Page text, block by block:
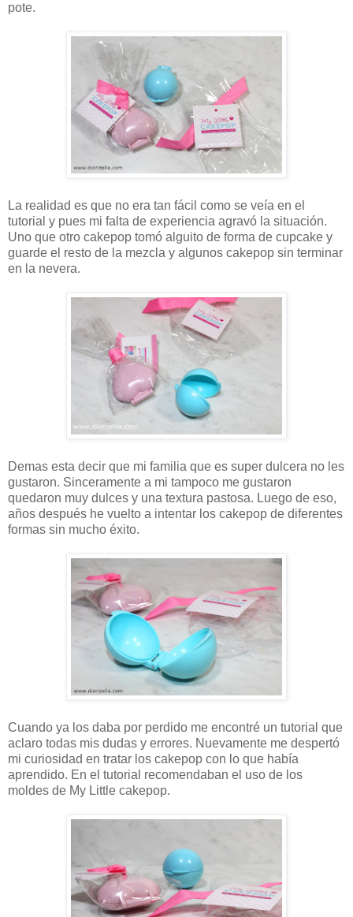
pote.
La realidad es que no era tan fácil como se veía en el
tutorial y pues mi falta de experiencia agravó la situación.
Uno que otro cakepop tomó alguito de forma de cupcake y
guarde el resto de la mezcla y algunos cakepop sin terminar
en la nevera.
Demas esta decir que mi familia que es super dulcera no les
gustaron. Sinceramente a mi tampoco me gustaron
quedaron muy dulces y una textura pastosa. Luego de eso,
años después he vuelto a intentar los cakepop de diferentes
formas sin mucho éxito.
Cuando ya los daba por perdido me encontré un tutorial que
aclaro todas mis dudas y errores. Nuevamente me despertó
mi curiosidad en tratar los cakepop con lo que había
aprendido. En el tutorial recomendaban el uso de los
moldes de My Little cakepop.